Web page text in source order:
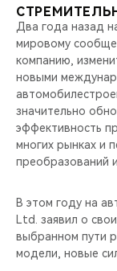
Два года назад
мировому
компанию,
новыми
значительно
эффективность
многих рынках и
преобразований
В этом году на
Ltd. заявил о
выбранном пути
модели, новые